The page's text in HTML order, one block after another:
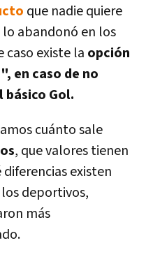
que nadie quiere
abandonó en los
caso existe la opción
en caso de no
básico Gol.
cuánto sale
, que valores tienen
diferencias existen
deportivos,
más